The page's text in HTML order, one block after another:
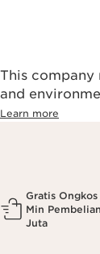
This company
and
Learn more
Gratis
Min
Juta